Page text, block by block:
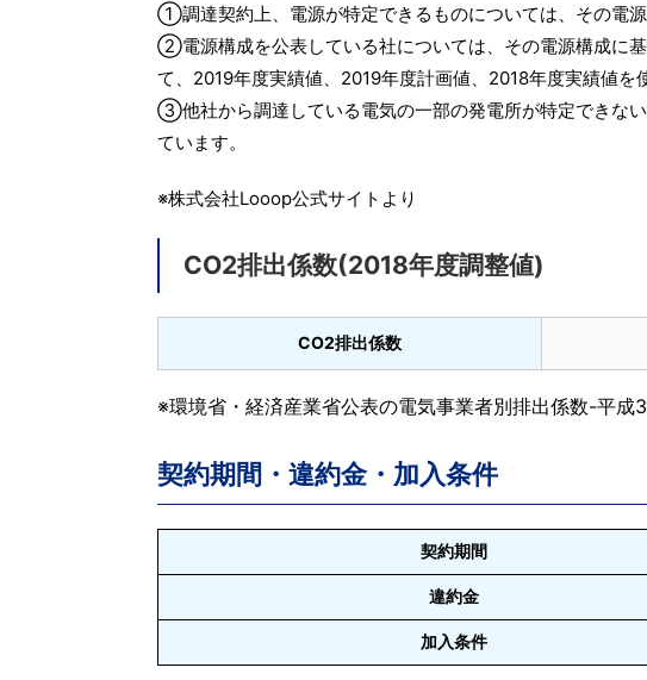
①調達契約上、電源が特定できるものについては、その電源
②電源構成を公表している社については、その電源構成に
て、2019年度実績値、2019年度計画値、2018年度実績値を
③他社から調達している電気の一部の発電所が特定できな
ています。
※株式会社Looop公式サイトより
CO2排出係数(2018年度調整値)
CO2排出係数
※環境省・経済産業省公表の電気事業者別排出係数-平成
契約期間・違約金・加入条件
契約期間
違約金
加入条件